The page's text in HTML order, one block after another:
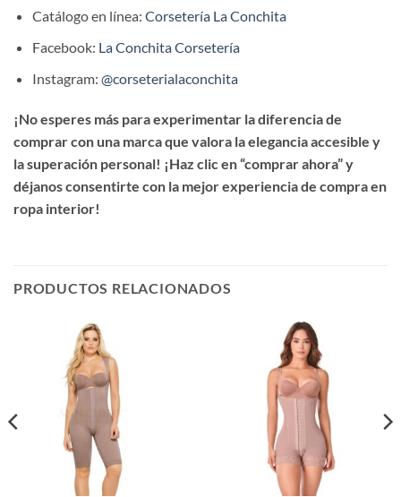
Catálogo en línea: Corsetería La Conchita
Facebook: La Conchita Corsetería
Instagram: @corseterialaconchita
¡No esperes más para experimentar la diferencia de
comprar con una marca que valora la elegancia accesible y
la superación personal! ¡Haz clic en “comprar ahora” y
déjanos consentirte con la mejor experiencia de compra en
ropa interior!
PRODUCTOS RELACIONADOS